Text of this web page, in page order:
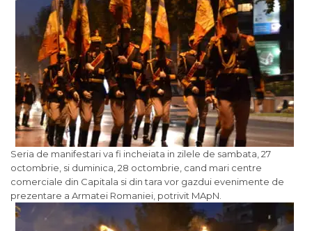
Seria de manifestari va fi incheiata in zilele de sambata, 27
octombrie, si duminica, 28 octombrie, cand mari centre
comerciale din Capitala si din tara vor gazdui evenimente de
prezentare a Armatei Romaniei, potrivit MApN.